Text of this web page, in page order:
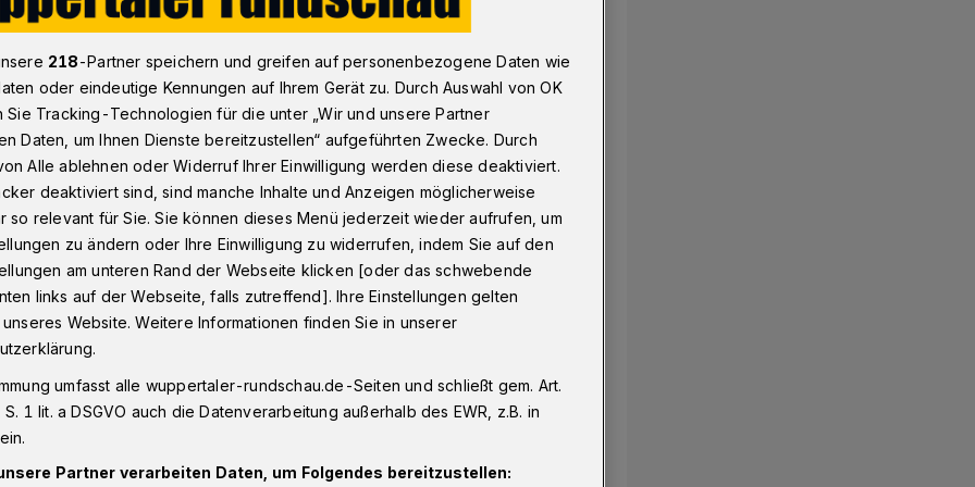
Wuppertaler Steingarten für die Corona-Toten
für die
für die Corona-Toten findet Freitag
am Steingarten von Martin Michels
Bahnhof Loh) statt.
218-Partner speichern und greifen auf personenbezogene Daten wie
oder eindeutige Kennungen auf Ihrem Gerät zu. Durch Auswahl von OK
Sie Tracking-Technologien für die unter „Wir und unsere Partner
Daten, um Ihnen Dienste bereitzustellen“ aufgeführten Zwecke. Durch
Alle ablehnen oder Widerruf Ihrer Einwilligung werden diese deaktiviert.
deaktiviert sind, sind manche Inhalte und Anzeigen möglicherweise
so relevant für Sie. Sie können dieses Menü jederzeit wieder aufrufen, um
zu ändern oder Ihre Einwilligung zu widerrufen, indem Sie auf den
am unteren Rand der Webseite klicken [oder das schwebende
links auf der Webseite, falls zutreffend]. Ihre Einstellungen gelten
Website. Weitere Informationen finden Sie in unserer
umfasst alle wuppertaler-rundschau.de-Seiten und schließt gem. Art.
1 lit. a DSGVO auch die Datenverarbeitung außerhalb des EWR, z.B. in
Partner verarbeiten Daten, um Folgendes bereitzustellen: